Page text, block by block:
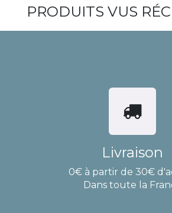
PRODUITS VUS
Livraison
0€ à partir de 30€
Dans toute la